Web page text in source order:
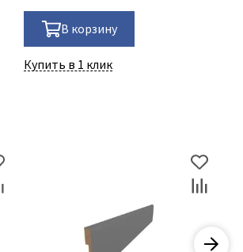
В корзину
Купить в 1 клик